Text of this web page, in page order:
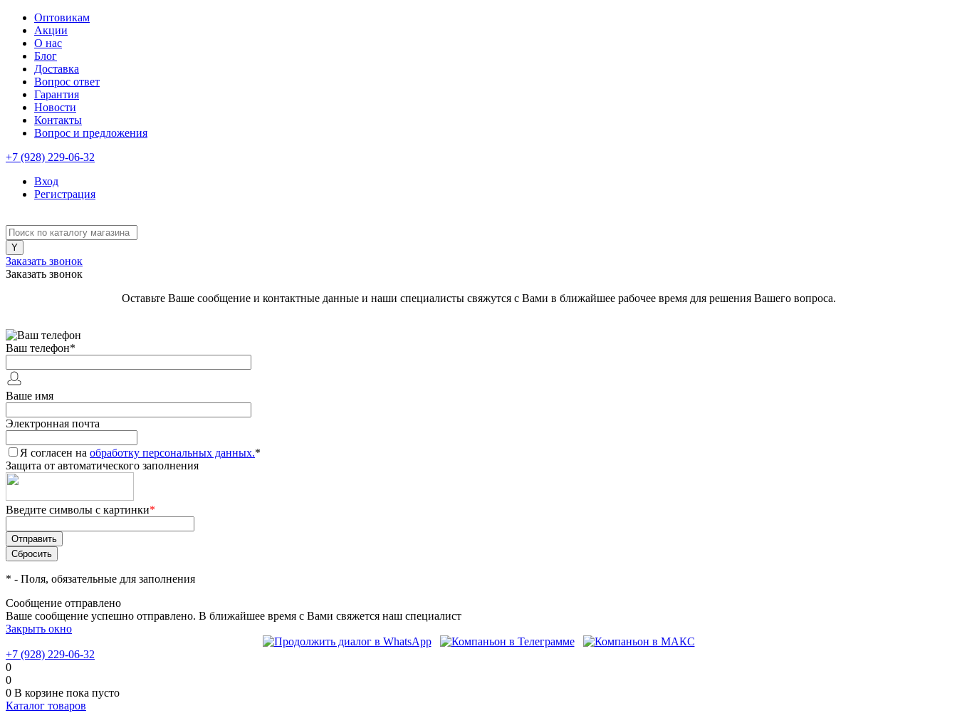
Оптовикам
Акции
О нас
Блог
Доставка
Вопрос ответ
Гарантия
Новости
Контакты
Вопрос и предложения
+7 (928) 229-06-32
Вход
Регистрация
Заказать звонок
Заказать звонок
Оставьте Ваше сообщение и контактные данные и наши специалисты свяжутся с Вами в ближайшее рабочее время для решения Вашего вопроса.
Ваш телефон*
Ваше имя
Электронная почта
Я согласен на обработку персональных данных.*
Защита от автоматического заполнения
Введите символы с картинки*
* - Поля, обязательные для заполнения
Сообщение отправлено
Ваше сообщение успешно отправлено. В ближайшее время с Вами свяжется наш специалист
Закрыть окно
+7 (928) 229-06-32
0
0
0 В корзине пока пусто
Каталог товаров